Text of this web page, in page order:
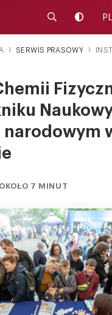
Uruchom PL
SERWIS PRASOWY
7 MINUT